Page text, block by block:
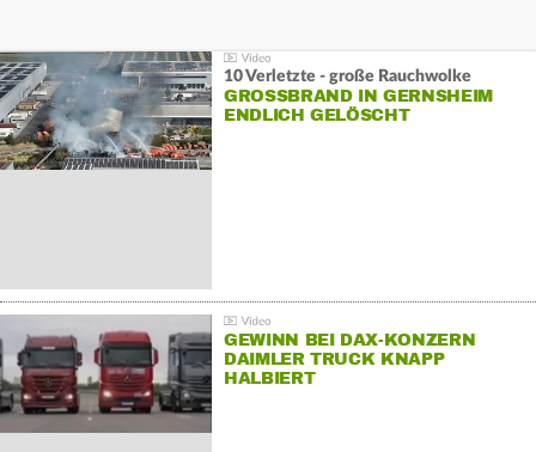
10 Verletzte - große Rauchwolke
GROSSBRAND IN GERNSHEIM E
NDLICH GELÖSCHT
GEWINN BEI DAX-KONZERN
DAIMLER TRUCK KNAPP
HALBIERT